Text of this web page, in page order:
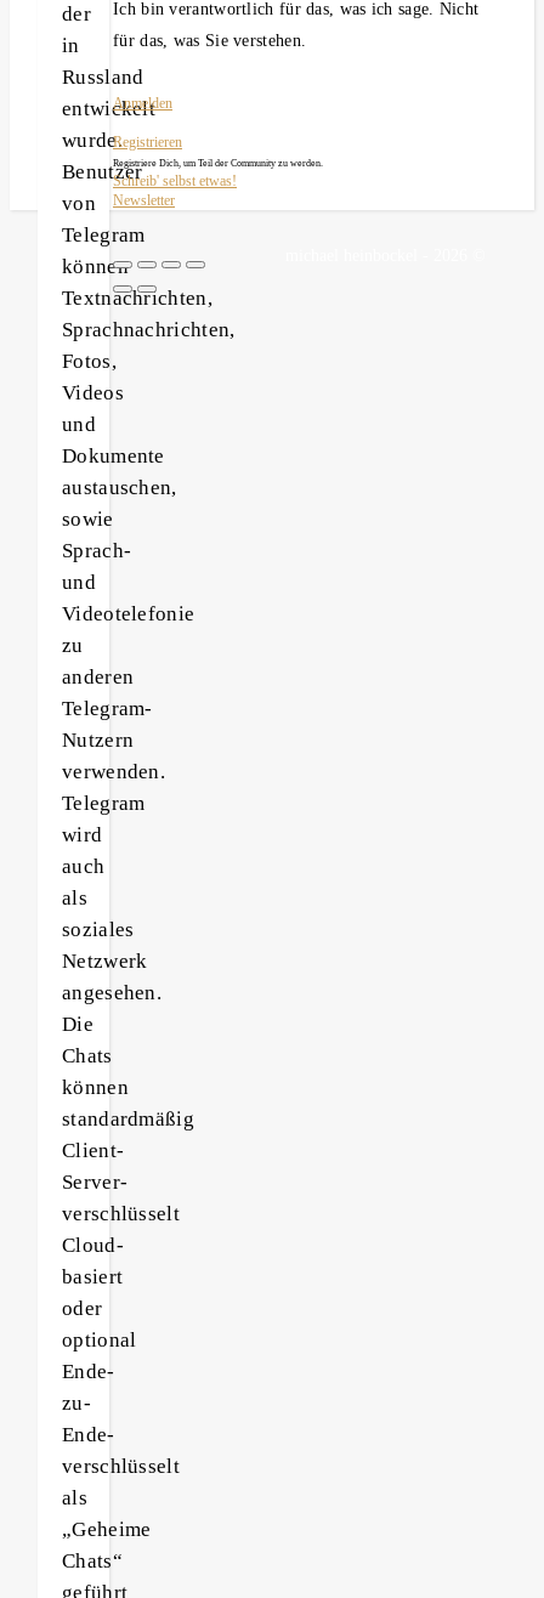
der
in
Russland
entwickelt
wurde.
Benutzer
von
Telegram
können
Textnachrichten,
Sprachnachrichten,
Fotos,
Videos
und
Dokumente
austauschen,
sowie
Sprach-
und
Videotelefonie
zu
anderen
Telegram-
Nutzern
verwenden.
Telegram
wird
auch
als
soziales
Netzwerk
angesehen.
Die
Chats
können
standardmäßig
Client-
Server-
verschlüsselt
Cloud-
basiert
oder
optional
Ende-
zu-
Ende-
verschlüsselt
als
„Geheime
Chats“
geführt
Ich bin verantwortlich für das, was ich sage. Nicht
für das, was Sie verstehen.
Anmelden
Registrieren
Registriere Dich, um Teil der Community zu werden.
Schreib' selbst etwas!
Newsletter